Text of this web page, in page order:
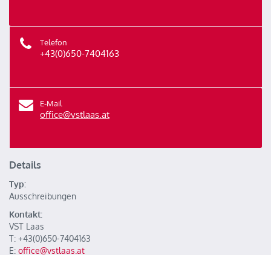
Telefon
+43(0)650-7404163
E-Mail
office@vstlaas.at
Details
Typ:
Ausschreibungen
Kontakt:
VST Laas
T: +43(0)650-7404163
E: office@vstlaas.at